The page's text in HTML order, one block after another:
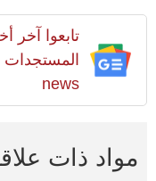
تابعوا آخر
news
مواد ذات